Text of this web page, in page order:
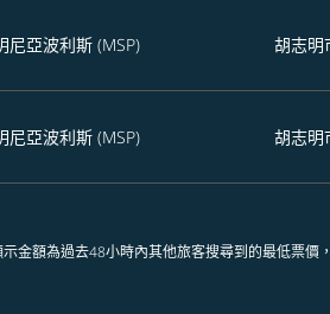
尼亞波利斯 (MSP) 胡志明
尼亞波利斯 (MSP) 胡志明
金額為過去48小時內其他旅客搜尋到的最低票價